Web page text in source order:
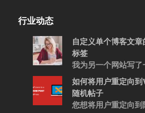
文行业动态
自定义单个博客文章
标签
我为另一个网站写
如何将用户重定向到
随机帖子
您想将用户重定向